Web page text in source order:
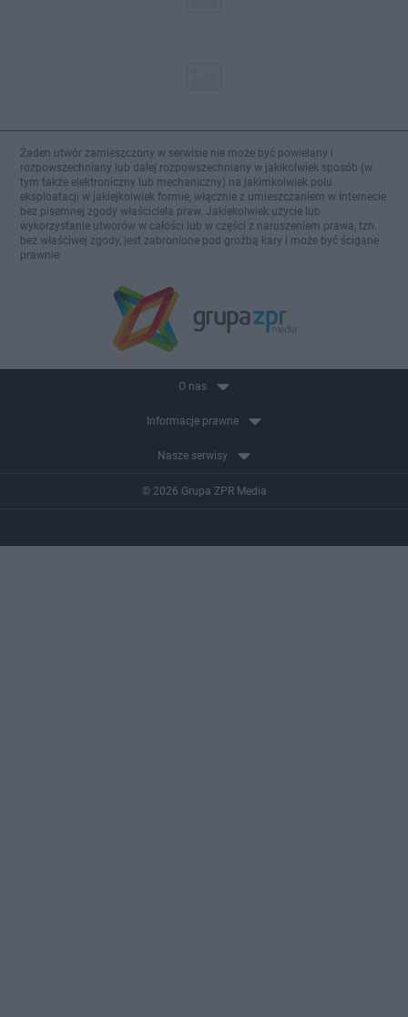
Żaden utwór zamieszczony w serwisie nie może być powielany i
rozpowszechniany lub dalej rozpowszechniany w jakikolwiek sposób (w
tym także elektroniczny lub mechaniczny) na jakimkolwiek polu
eksploatacji w jakiejkolwiek formie, włącznie z umieszczaniem w Internecie
bez pisemnej zgody właściciela praw. Jakiekolwiek użycie lub
wykorzystanie utworów w całości lub w części z naruszeniem prawa, tzn.
bez właściwej zgody, jest zabronione pod groźbą kary i może być ścigane
prawnie.
O nas
Informacje prawne
Nasze serwisy
© 2026 Grupa ZPR Media